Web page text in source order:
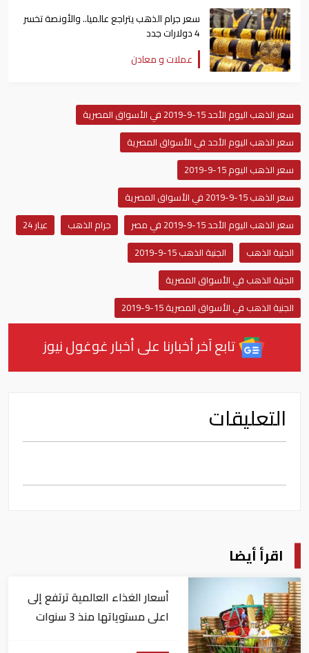
سعر جرام الذهب يتراجع عالميا.. والأونصة تخسر
4 دولارات جدد
عملات و معادن
سعر الذهب اليوم الأحد 15-9-2019 في الأسواق المصرية
سعر الذهب اليوم الأحد في الأسواق المصرية
سعر الذهب اليوم 15-9-2019
سعر الذهب 15-9-2019 في الأسواق المصرية
سعر الذهب اليوم الأحد 15-9-2019 في مصر
جرام الذهب
عيار 24
الجنية الذهب
الجنية الذهب 15-9-2019
الجنية الذهب في الأسواق المصرية
الجنية الذهب في الأسواق المصرية 15-9-2019
تابع آخر أخبارنا على أخبار غوغول نيوز
التعليقات
اقرأ أيضا
أسعار الغذاء العالمية ترتفع إلى
اعلى مستوياتها منذ 3 سنوات